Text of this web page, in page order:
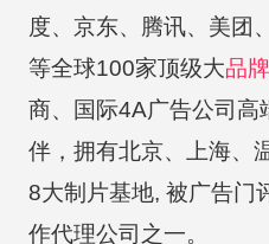
度、京东、腾讯、美团
等全球100家顶级大品
商、国际4A广告公司高
伴，拥有北京、上海、
8大制片基地, 被广告门
作代理公司之一。